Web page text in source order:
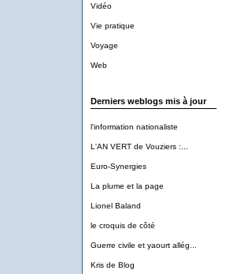
Vidéo
Vie pratique
Voyage
Web
Derniers weblogs mis à jour
l'information nationaliste
L'AN VERT de Vouziers :...
Euro-Synergies
La plume et la page
Lionel Baland
le croquis de côté
Guerre civile et yaourt allég...
Kris de Blog